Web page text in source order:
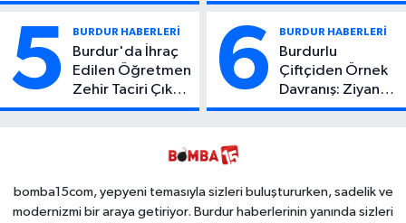
5 BURDUR HABERLERİ
Burdur'da İhraç
Edilen Öğretmen
Zehir Taciri Çıktı:
Binlerce
6 BURDUR HABERLERİ
Burdurlu
Çiftçiden Örnek
Davranış: Ziyan
Olmasın Diye
Toplayabilecek
bomba15com, yepyeni temasıyla sizleri buluştururken, sadelik ve
modernizmi bir araya getiriyor. Burdur haberlerinin yanında sizleri